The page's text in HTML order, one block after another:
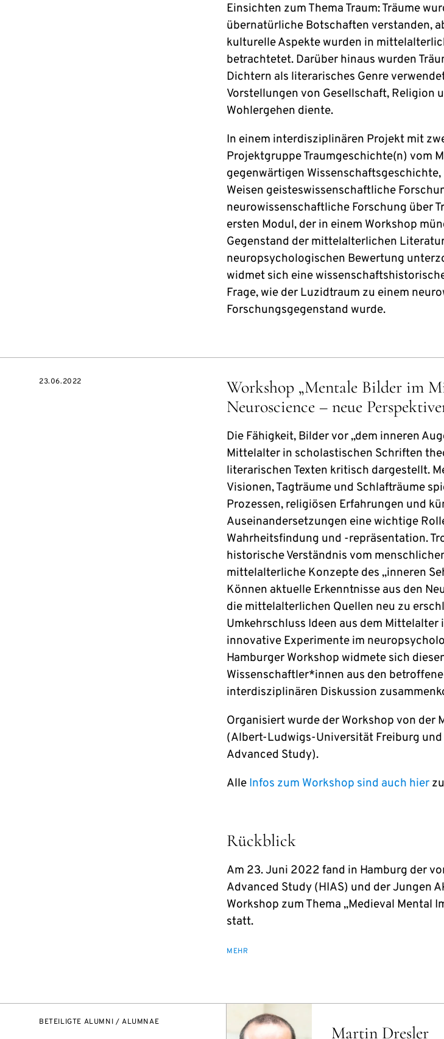
Einsichten zum Thema Traum: Träume
übernatürliche Botschaften verstanden,
kulturelle Aspekte wurden in
betrachtetet. Darüber hinaus wurden
Dichtern als literarisches Genre
Vorstellungen von Gesellschaft, Religion
Wohlergehen diente.
In einem interdisziplinären Projekt mit
Projektgruppe Traumgeschichte(n) vom
gegenwärtigen
Weisen geisteswissenschaftliche
neurowissenschaftliche Forschung über
ersten Modul, der in einem Workshop
Gegenstand der mittelalterlichen
neuropsychologischen Bewertung
widmet sich eine
Frage, wie der Luzidtraum zu einem
Forschungsgegenstand wurde.
23.06.2022
Workshop „Mentale Bilder im
Neuroscience – neue
Die Fähigkeit, Bilder vor „dem inneren
Mittelalter in scholastischen Schriften
literarischen Texten kritisch dargestellt.
Visionen, Tagträume und Schlafträume
Prozessen, religiösen Erfahrungen und
Auseinandersetzungen eine wichtige
Wahrheitsfindung und -repräsentation.
historische Verständnis vom
mittelalterliche Konzepte des „inneren
Können aktuelle Erkenntnisse aus den
die mittelalterlichen Quellen neu zu
Umkehrschluss Ideen aus dem
innovative Experimente im
Hamburger Workshop widmete sich
Wissenschaftler*innen aus den
interdisziplinären Diskussion
Organisiert wurde der Workshop von der
(Albert-Ludwigs-Universität Freiburg
Advanced Study).
Alle Infos zum Workshop sind auch hier
Rückblick
Am 23. Juni 2022 fand in Hamburg der
Advanced Study (HIAS) und der Jungen
Workshop zum Thema „Medieval Mental
statt.
MEHR
BETEILIGTE ALUMNI / ALUMNAE
Martin Dresler